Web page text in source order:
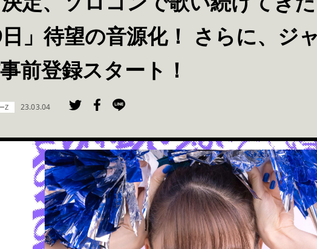
日」待望の音源化！ さらに、ジ
前登録スタート！
Z 23.03.04